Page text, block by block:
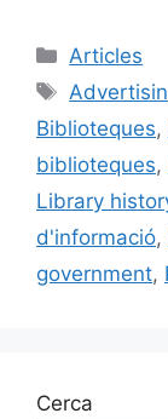
c
e
b
o
o
k
ai
l
Categories
Articles
Etiquetes
Biblioteques,
biblioteques,
Library
d'informació,
government,
Cerca